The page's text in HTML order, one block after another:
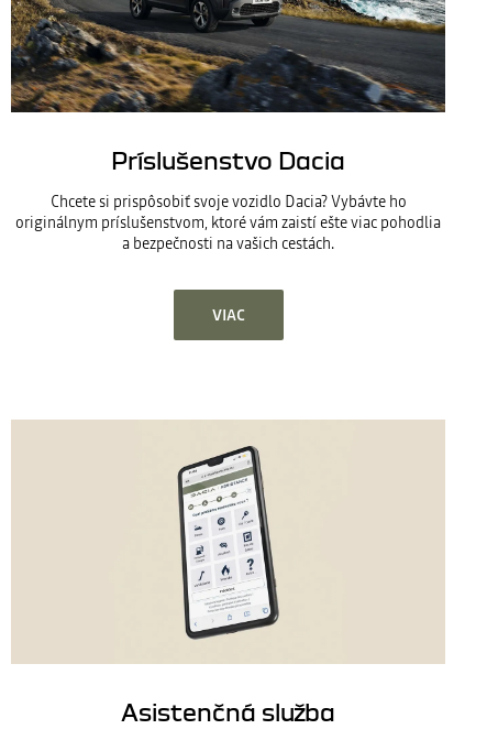
Príslušenstvo Dacia
Chcete si prispôsobiť svoje vozidlo Dacia? Vybávte ho
originálnym príslušenstvom, ktoré vám zaistí ešte viac pohodlia
a bezpečnosti na vašich cestách.
VIAC
Asistenčná služba